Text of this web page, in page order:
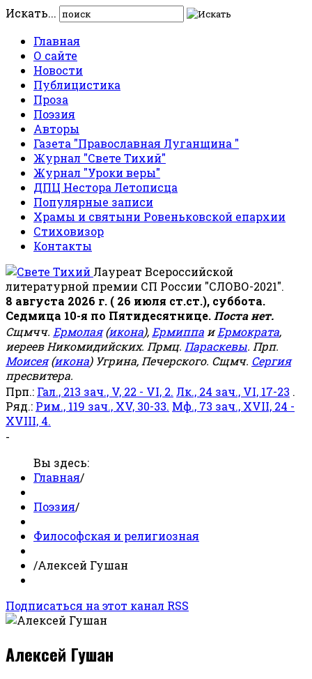
Искать...
Главная
О сайте
Новости
Публицистика
Проза
Поэзия
Авторы
Газета "Православная Луганщина "
Журнал "Свете Тихий"
Журнал "Уроки веры"
ДПЦ Нестора Летописца
Популярные записи
Храмы и святыни Ровеньковской епархии
Стиховизор
Контакты
Лауреат Всероссийской
литературной премии СП России "СЛОВО-2021".
8 августа 2026 г. ( 26 июля ст.ст.), суббота.
Седмица 10-я по Пятидесятнице. Поста нет.
Сщмчч. Ермолая(икона), Ермиппа иЕрмократа,
иереев Никомидийских. Прмц. Параскевы. Прп.
Моисея(икона) Угрина, Печерского. Сщмч. Сергия
пресвитера.
Прп.: Гал., 213 зач., V, 22 - VI, 2. Лк., 24 зач., VI, 17-23 .
Ряд.: Рим., 119 зач., XV, 30-33. Мф., 73 зач., XVII, 24 -
XVIII, 4.
-
Вы здесь:
Главная/
Поэзия/
Философская и религиозная
/Алексей Гушан
Подписаться на этот канал RSS
Алексей Гушан